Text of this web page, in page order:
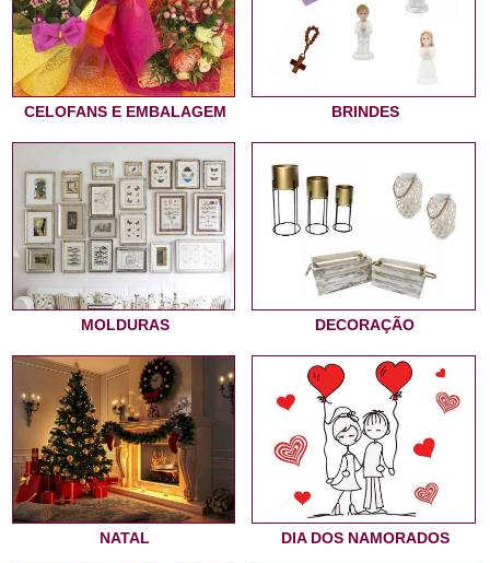
CELOFANS E EMBALAGEM BRINDES
MOLDURAS DECORAÇÃO
NATAL DIA DOS NAMORADOS